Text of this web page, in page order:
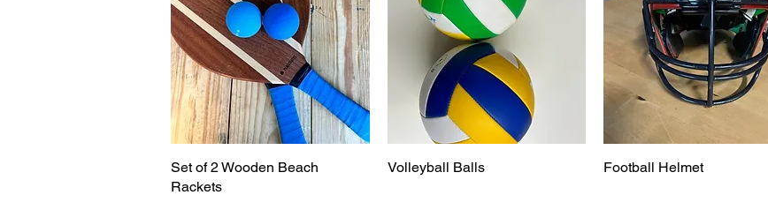
Vista rápida
Set of 2 Wooden Beach
Rackets
Vista rápida
Volleyball Balls Vista rápida
Football Helmet